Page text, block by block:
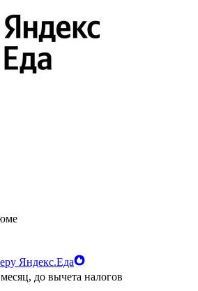
Яндекс.Еда
до вычета налогов